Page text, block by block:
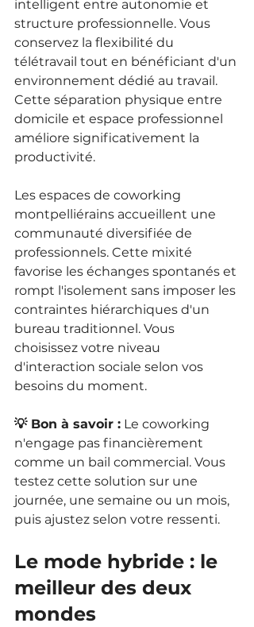
intelligent entre autonomie et
structure professionnelle. Vous
conservez la flexibilité du
télétravail tout en bénéficiant d'un
environnement dédié au travail.
Cette séparation physique entre
domicile et espace professionnel
améliore significativement la
productivité.
Les espaces de coworking
montpelliérains accueillent une
communauté diversifiée de
professionnels. Cette mixité
favorise les échanges spontanés et
rompt l'isolement sans imposer les
contraintes hiérarchiques d'un
bureau traditionnel. Vous
choisissez votre niveau
d'interaction sociale selon vos
besoins du moment.
💡 Bon à savoir : Le coworking
n'engage pas financièrement
comme un bail commercial. Vous
testez cette solution sur une
journée, une semaine ou un mois,
puis ajustez selon votre ressenti.
Le mode hybride : le
meilleur des deux
mondes